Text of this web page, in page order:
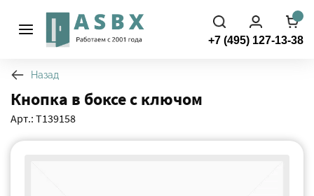
+7 (495) 127-13-38
Назад
Кнопка в боксе с ключом
Арт.: Т139158